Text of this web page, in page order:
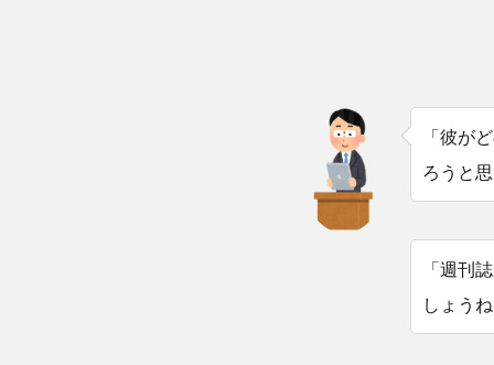
「彼が
ろうと
「週刊
しょう